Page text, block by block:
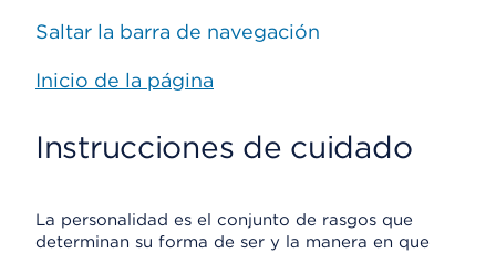
Saltar la barra de navegación
Inicio de la página
Instrucciones de cuidado
La personalidad es el conjunto de rasgos que
determinan su forma de ser y la manera en que